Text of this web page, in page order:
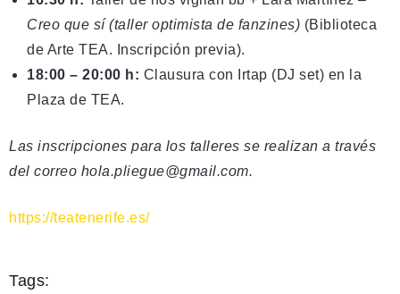
Creo que sí (taller optimista de fanzines) (Biblioteca
de Arte TEA. Inscripción previa).
18:00 – 20:00 h: Clausura con Irtap (DJ set) en la
Plaza de TEA.
Las inscripciones para los talleres se realizan a través
del correo hola.pliegue@gmail.com.
https://teatenerife.es/
Tags: